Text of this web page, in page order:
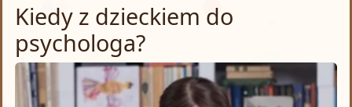
Kiedy z dzieckiem do
psychologa?